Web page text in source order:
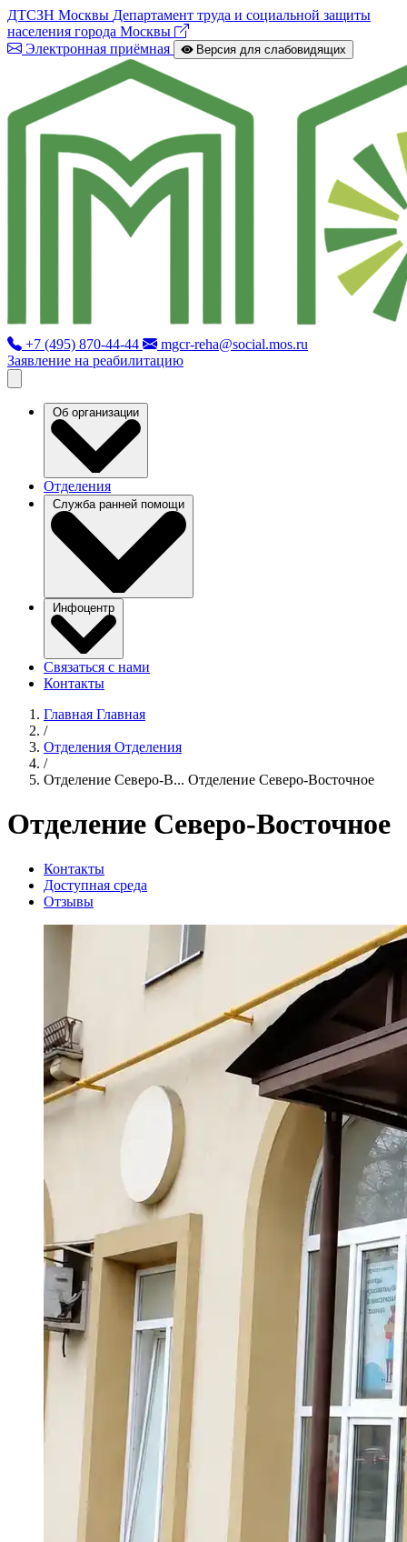
ДТСЗН Москвы Департамент труда и социальной защиты
населения города Москвы
Электронная приёмная
Версия для слабовидящих
+7 (495) 870-44-44
mgcr-reha@social.mos.ru
Заявление на реабилитацию
Об организации
Отделения
Служба ранней помощи
Инфоцентр
Связаться с нами
Контакты
Главная Главная
/
Отделения Отделения
/
Отделение Северо-В... Отделение Северо-Восточное
Отделение Северо-Восточное
Контакты
Доступная среда
Отзывы